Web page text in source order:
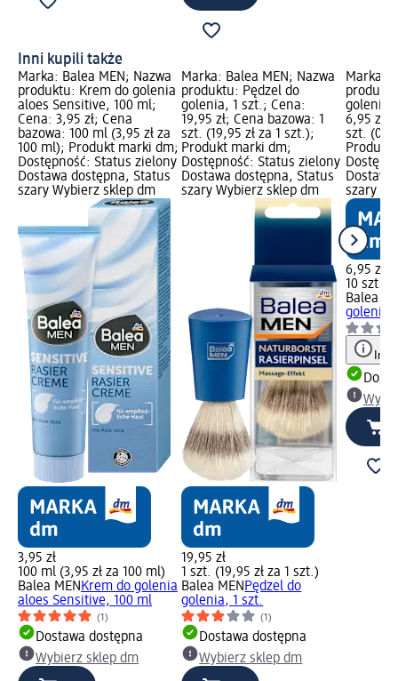
Inni kupili także
Marka: Balea MEN; Nazwa
produktu: Krem do golenia
aloes Sensitive, 100 ml;
Cena: 3,95 zł; Cena
bazowa: 100 ml (3,95 zł za
100 ml); Produkt marki dm;
Dostępność: Status zielony
Dostawa dostępna, Status
szary Wybierz sklep dm
3,95 zł
100 ml (3,95 zł za 100 ml)
Balea MENKrem do golenia
aloes Sensitive, 100 ml
(1)
Dostawa dostępna
Wybierz sklep dm
Marka: Balea MEN; Nazwa
produktu: Pędzel do
golenia, 1 szt.; Cena:
19,95 zł; Cena bazowa: 1
szt. (19,95 zł za 1 szt.);
Produkt marki dm;
Dostępność: Status zielony
Dostawa dostępna, Status
szary Wybierz sklep dm
19,95 zł
1 szt. (19,95 zł za 1 szt.)
Balea MENPędzel do
golenia, 1 szt.
(1)
Dostawa dostępna
Wybierz sklep dm
Marka:
golenia,
6,95 zł;
szt.
Produkt
szary
6,95 zł
10 szt.
Balea
golenia,